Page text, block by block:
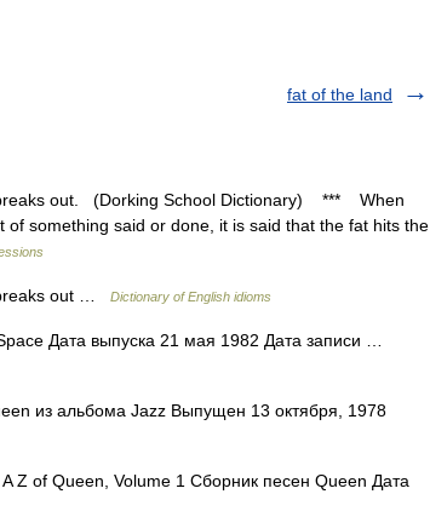
fat of the land
out. (Dorking School Dictionary) *** When
something said or done, it is said that the fat hits the
out … Dictionary of English idioms
Дата выпуска 21 мая 1982 Дата записи …
из альбома Jazz Выпущен 13 октября, 1978
Z of Queen, Volume 1 Сборник песен Queen Дата